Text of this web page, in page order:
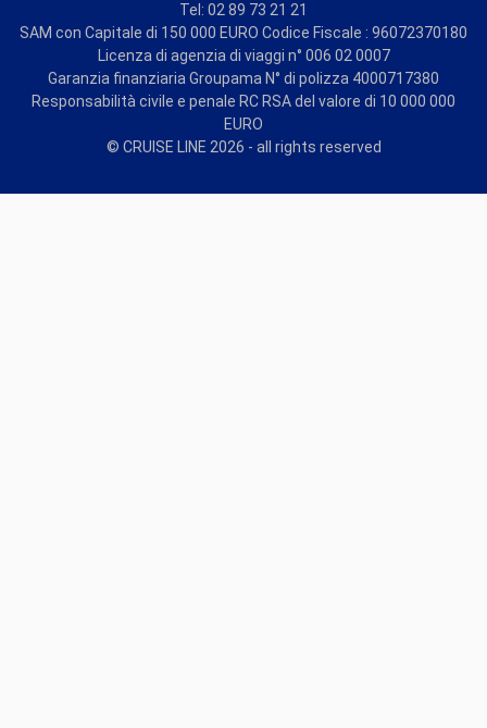
Tel: 02 89 73 21 21
SAM con Capitale di 150 000 EURO Codice Fiscale : 96072370180
Licenza di agenzia di viaggi n° 006 02 0007
Garanzia finanziaria Groupama N° di polizza 4000717380
Responsabilità civile e penale RC RSA del valore di 10 000 000
EURO
© CRUISE LINE 2026 - all rights reserved